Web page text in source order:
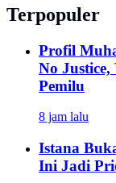
Terpopuler
Profil
No
Pemilu
8 jam lalu
Istana
Ini Jadi